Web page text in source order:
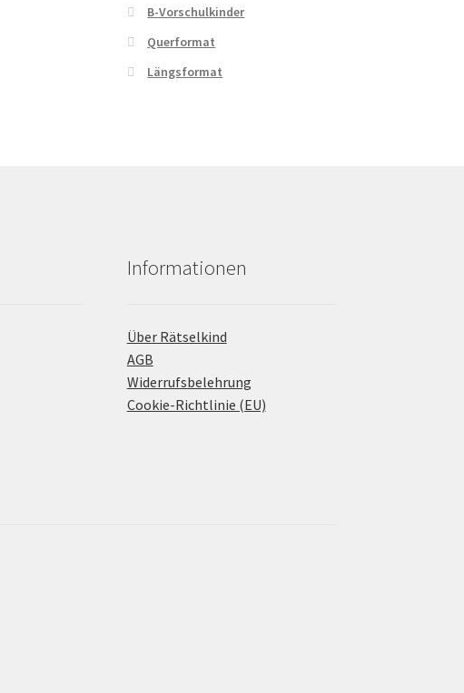
B-Vorschulkinder
Querformat
Längsformat
Informationen
Über Rätselkind
AGB
Widerrufsbelehrung
Cookie-Richtlinie (EU)